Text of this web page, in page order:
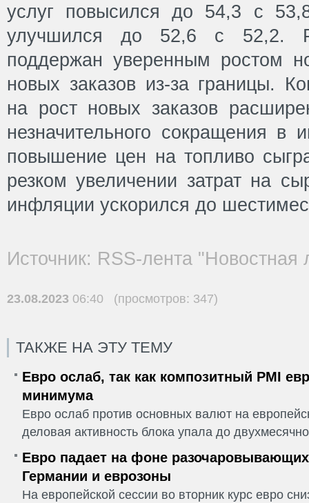
услуг повысился до 54,3 с
улучшился до 52,6 с 52,2.
поддержан уверенным ростом
новых заказов из-за границы.
на рост новых заказов
незначительного сокращения в
повышение цен на топливо
резком увеличении затрат на
инфляции ускорился до
Источник: RSS-лента "Новостная
23.08.2023 06:40 (просмотров: 347)
ТАКЖЕ НА ЭТУ ТЕМУ
Евро ослаб, так как композитный PMI
минимума
Евро ослаб против основных валют на
деловая активность блока упала до
Евро падает на фоне
Германии и еврозоны
На европейской сессии во вторник курс евро